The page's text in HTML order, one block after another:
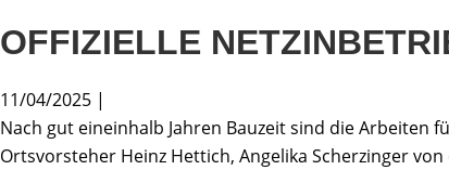
OFFIZIELLE
11/04/2025 |
Nach gut eineinhalb Jahren Bauzeit sind die Arbeiten
Ortsvorsteher Heinz Hettich, Angelika Scherzinger